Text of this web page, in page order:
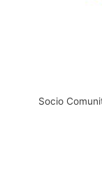
Socio